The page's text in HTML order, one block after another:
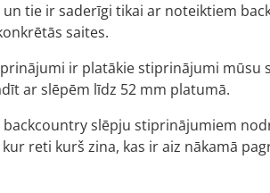
tie ir saderīgi tikai ar noteiktiem
saites.
ir platākie stiprinājumi
ar slēpēm līdz 52 mm platumā.
backcountry slēpju stiprinājumiem
reti kurš zina, kas ir aiz nākamā